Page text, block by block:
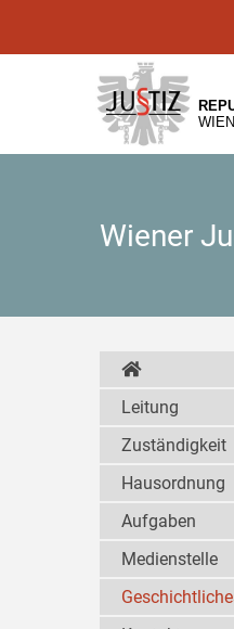
[1]
[2]
[3]
Wiener
Leitung
Zuständigkeit
Hausordnung
Aufgaben
Medienstelle